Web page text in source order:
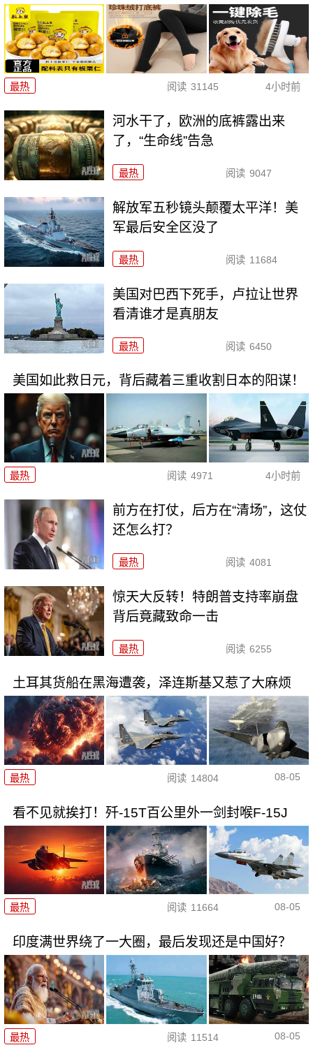
最热 阅读 31145 4小时前
河水干了，欧洲的底裤露出来
了，“生命线”告急
最热 阅读 9047
解放军五秒镜头颠覆太平洋！美
军最后安全区没了
最热 阅读 11684
美国对巴西下死手，卢拉让世界
看清谁才是真朋友
最热 阅读 6450
美国如此救日元，背后藏着三重收割日本的阳谋！
最热 阅读 4971 4小时前
前方在打仗，后方在“清场”，这仗
还怎么打？
最热 阅读 4081
惊天大反转！特朗普支持率崩盘
背后竟藏致命一击
最热 阅读 6255
土耳其货船在黑海遭袭，泽连斯基又惹了大麻烦
最热 阅读 14804 08-05
看不见就挨打！歼-15T百公里外一剑封喉F-15J
最热 阅读 11664 08-05
印度满世界绕了一大圈，最后发现还是中国好？
最热 阅读 11514 08-05